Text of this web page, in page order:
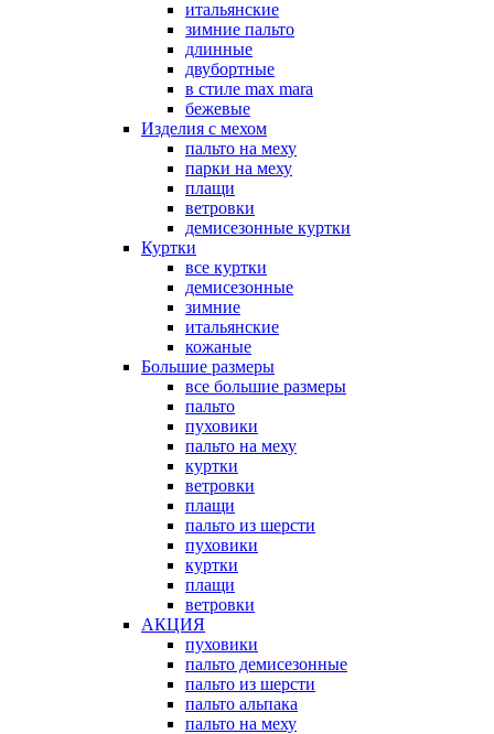
итальянские
зимние пальто
длинные
двубортные
в стиле max mara
бежевые
Изделия с мехом
пальто на меху
парки на меху
плащи
ветровки
демисезонные куртки
Куртки
все куртки
демисезонные
зимние
итальянские
кожаные
Большие размеры
все большие размеры
пальто
пуховики
пальто на меху
куртки
ветровки
плащи
пальто из шерсти
пуховики
куртки
плащи
ветровки
АКЦИЯ
пуховики
пальто демисезонные
пальто из шерсти
пальто альпака
пальто на меху